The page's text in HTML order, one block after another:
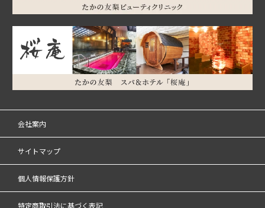
会社案内
サイトマップ
個人情報保護方針
特定商取引法に基づく表記